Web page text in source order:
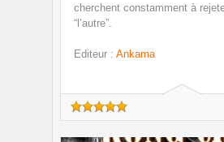
cherchent constamment à
“l’autre”.
Editeur : Ankama